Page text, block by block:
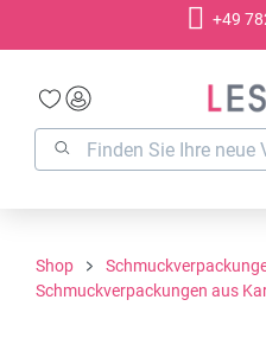
+49
Shop
Schmuckverpackungen aus